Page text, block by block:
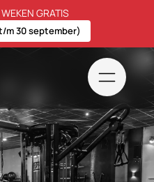
GRATIS
t/m 30 september)